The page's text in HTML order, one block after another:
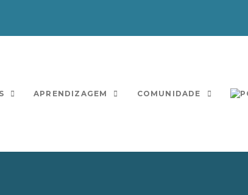
APRENDIZAGEM COMUNIDADE